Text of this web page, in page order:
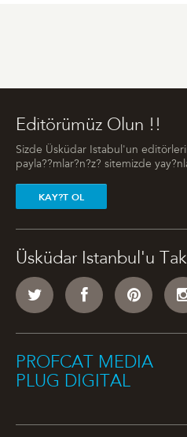
Editörümüz Olun !!
Sizde Üsküdar Istabul'un
payla??mlar?n?z? sitemizde
KAY?T OL
Üsküdar Istanbul'u
PROFCAT MEDIA
PLUG DIGITAL